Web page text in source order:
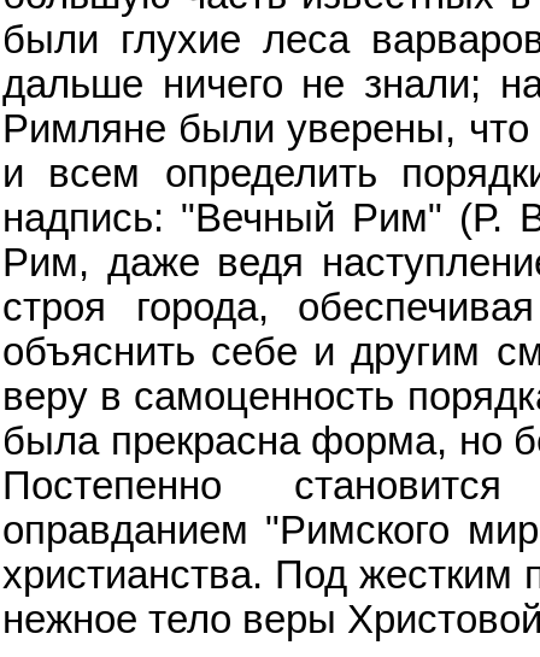
были глухие леса
дальше ничего не знали;
Римляне были уверены, что
и всем определить
надпись: "Вечный Рим" (Р.
Рим, даже ведя
строя города,
объяснить себе и другим
веру в самоценность
была прекрасна форма, но
Постепенно
оправданием "Римского
христианства. Под
нежное тело веры